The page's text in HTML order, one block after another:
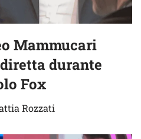
Mammucari
durante
Fox
Rozzati